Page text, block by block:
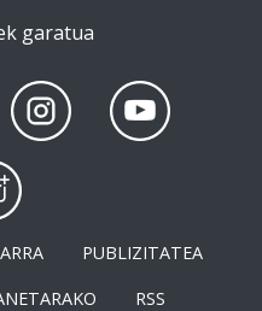
garatua
PUBLIZITATEA
RSS